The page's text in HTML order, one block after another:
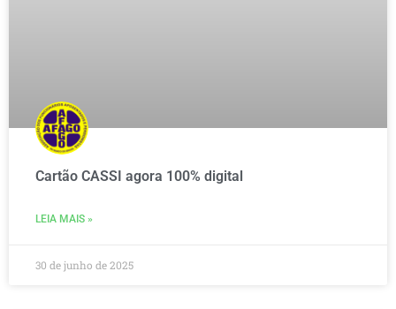
Cartão CASSI agora 100% digital
LEIA MAIS »
30 de junho de 2025